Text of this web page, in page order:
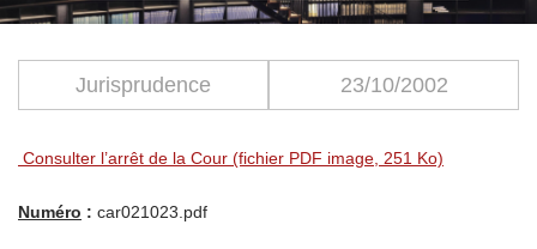
Jurisprudence 23/10/2002
Consulter l’arrêt de la Cour (fichier PDF image, 251 Ko)
Numéro : car021023.pdf